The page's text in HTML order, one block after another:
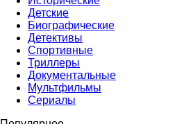
Детские
Биографические
Детективы
Спортивные
Триллеры
Документальные
Мультфильмы
Сериалы